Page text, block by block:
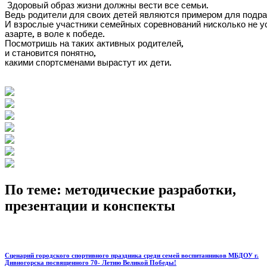
Здоровый образ жизни должны вести все семьи.
Ведь родители для своих детей являются примером для
И взрослые участники семейных соревнований нисколько не
азарте, в воле к победе.
Посмотришь на таких активных родителей,
и становится понятно,
какими спортсменами вырастут их дети.
По теме: методические разработки,
презентации и конспекты
Сценарий городского спортивного праздника среди семей воспитанников МБДОУ г.
Дивногорска посвященного 70- Летию Великой Победы!